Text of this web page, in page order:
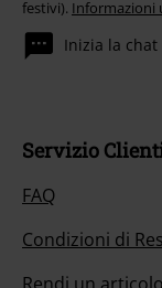
festivi). Informazioni
Inizia la chat
Servizio
FAQ
Condizioni di